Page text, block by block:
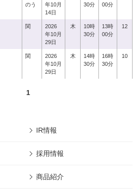
のう
年10月
14日
30分
00分
関
2026
年10月
29日
木
10時
30分
13時
00分
12
関
2026
年10月
29日
木
14時
30分
16時
30分
10
1
IR情報
採用情報
商品紹介